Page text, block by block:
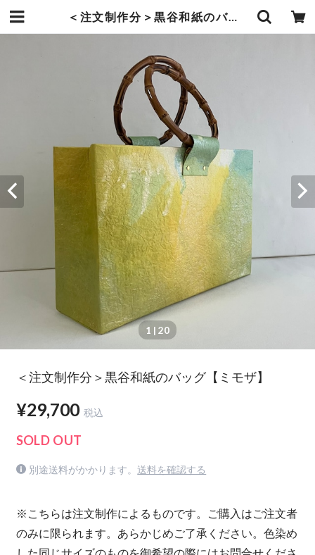
＜注文制作分＞黒谷和紙のバッグ【ミモザ】 | 暮らしの中の和紙のかたち
1 | 20
＜注文制作分＞黒谷和紙のバッグ【ミモザ】
¥29,700 税込
SOLD OUT
別途送料がかかります。 送料を確認する
※こちらは注文制作によるものです。ご購入はご注文者
のみに限られます。あらかじめご了承ください。色染め